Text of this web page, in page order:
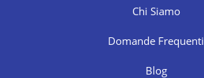
Chi Siamo
Domande Frequenti
Blog